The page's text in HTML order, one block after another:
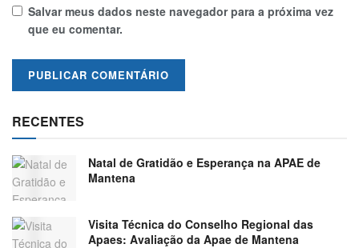
Salvar meus dados neste navegador para a próxima vez
que eu comentar.
RECENTES
Natal de Gratidão e Esperança na APAE de
Mantena
Visita Técnica do Conselho Regional das
Apaes: Avaliação da Apae de Mantena